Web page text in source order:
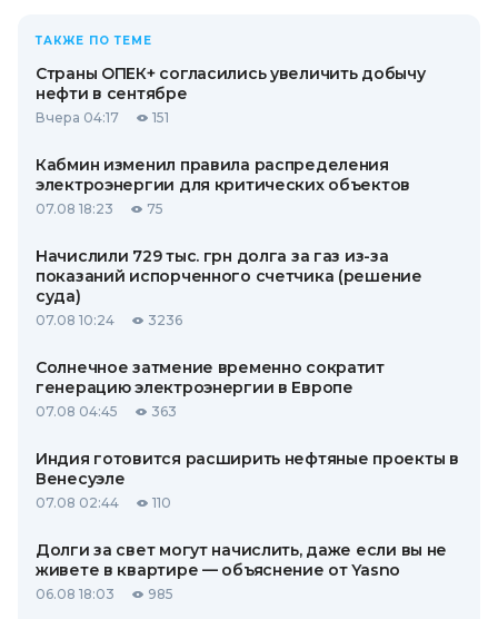
ТАКЖЕ ПО ТЕМЕ
Страны ОПЕК+ согласились увеличить добычу
нефти в сентябре
Вчера 04:17 151
Кабмин изменил правила распределения
электроэнергии для критических объектов
07.08 18:23 75
Начислили 729 тыс. грн долга за газ из-за
показаний испорченного счетчика (решение
суда)
07.08 10:24 3236
Солнечное затмение временно сократит
генерацию электроэнергии в Европе
07.08 04:45 363
Индия готовится расширить нефтяные проекты в
Венесуэле
07.08 02:44 110
Долги за свет могут начислить, даже если вы не
живете в квартире — объяснение от Yasno
06.08 18:03 985